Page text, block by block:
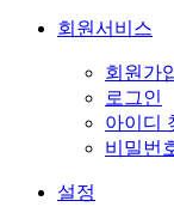
회원서비스
회원가
로그인
아이디
비밀번
설정